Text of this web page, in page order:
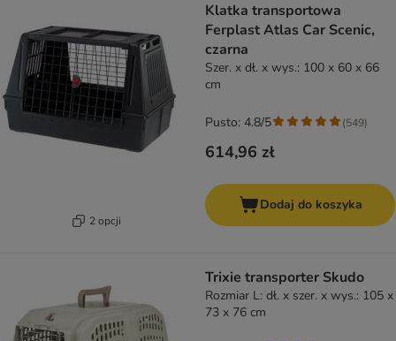
2 opcji
Klatka transportowa
Ferplast Atlas Car Scenic,
czarna
Szer. x dł. x wys.: 100 x 60 x 66
cm
614,96 zł
Pusto: 4.8/5 (549)
Dodaj do koszyka
Trixie transporter Skudo
Rozmiar L: dł. x szer. x wys.: 105 x
73 x 76 cm